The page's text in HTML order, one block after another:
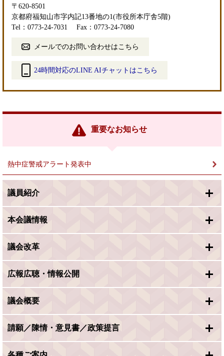
〒620-8501
京都府福知山市字内記13番地の1(市役所本庁舎5階)
Tel：0773-24-7031
Fax：0773-24-7080
メールでのお問い合わせはこちら
24時間対応のLINE AIチャットはこちら
リ
重要なお知らせ
熱中症警戒アラート発表中
議員紹介
本会議情報
議会改革
広報広聴・情報公開
議会概要
請願／陳情・意見書／政策提言